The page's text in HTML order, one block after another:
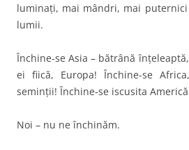
luminaţi, mai mândri, mai
lumii.
Închine-se Asia – bătrână
ei fiică, Europa! Închine-se
seminţii! Închine-se iscusita
Noi – nu ne închinăm.